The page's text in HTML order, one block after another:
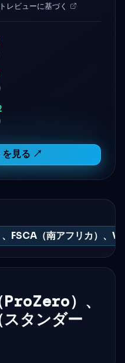
レビューに基づく
を見る ↗
FSCA（南アフリカ）、
）、
タンダー